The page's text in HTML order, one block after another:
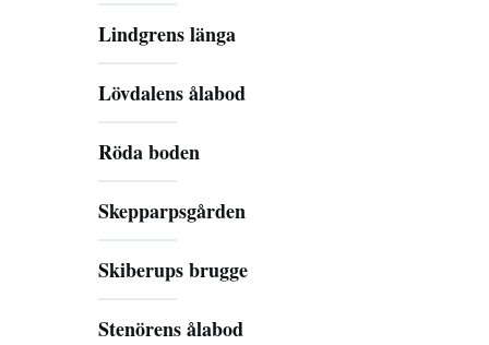
Lindgrens länga
Lövdalens ålabod
Röda boden
Skepparpsgården
Skiberups brugge
Stenörens ålabod